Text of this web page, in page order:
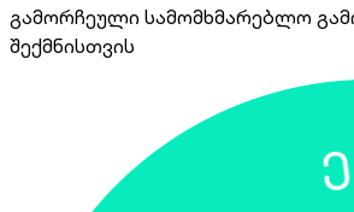
გამორჩეული სამომხმარებლო
შექმნისთვის